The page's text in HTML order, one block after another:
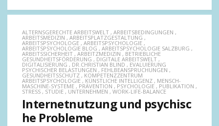
ALTERNSGERECHTE ARBEITSWELT , ARBEITSBEDINGUNGEN ,
ARBEITSMEDIZIN , ARBEITSPLATZGESTALTUNG ,
ARBEITSPSYCHOLOGE , ARBEITSPSYCHOLOGIE ,
ARBEITSPSYCHOLOGIE BLOG , ARBEITSPSYCHOLOGIE SALZBURG ,
ARBEITSSICHERHEIT , ARBEITZMEDIZIN , BETRIEBLICHE
GESUNDHEITSFÖRDERUNG , DIGITALE ARBEITSWELT ,
DIGITALISIERUNG , DR.CHRISTIAN BLIND , EVALUIERUNG
PSYCHISCHER BELASTUNGEN , FEHLBEANSPRUCHUNGEN ,
GESUNDHEITSSCHUTZ , KOMPETENZZENTRUM
ARBEITSPSYCHOLOGIE , KÜNSTLICHE INTELLIGENZ , MENSCH-
MASCHINE-SYSTEME , PRÄVENTION , PSYCHOLOGIE , PUBLIKATION ,
STRESS , STUDIE , UNTERNEHMEN , WORK-LIFE-BALANCE
Internetnutzung und psychisc
he Probleme